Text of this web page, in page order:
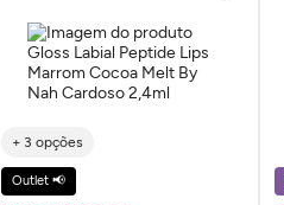
+ 3 opções
Outlet 📢